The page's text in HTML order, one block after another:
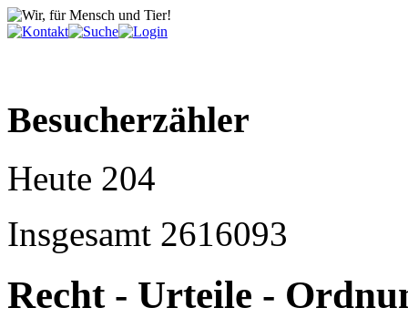
Besucherzähler
Heute 204
Insgesamt 2616093
Recht - Urteile -